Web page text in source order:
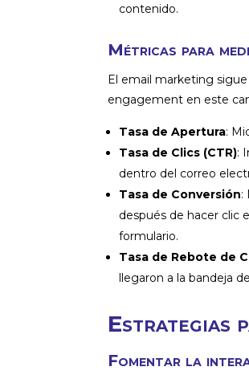
contenido.
Métricas para
El email marketing
engagement en este
Tasa de Apertura:
Tasa de Clics (CTR):
dentro del correo
Tasa de Conversión:
después de hacer clic
formulario.
Tasa de Rebote de
llegaron a la bandeja
Estrategias
Fomentar la